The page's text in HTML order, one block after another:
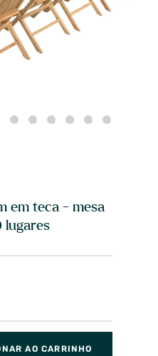
em teca - mesa
lugares
AO CARRINHO